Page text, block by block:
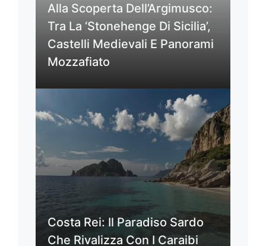
Alla Scoperta Dell’Argimusco:
Tra La ‘Stonehenge Di Sicilia’,
Castelli Medievali E Panorami
Mozzafiato
Costa Rei: Il Paradiso Sardo
Che Rivalizza Con I Caraibi